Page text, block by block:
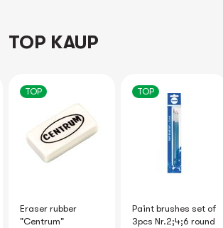
TOP KAUP
TOP
Eraser rubber
"Centrum"
TOP
Paint brushes set of
3pcs Nr.2;4;6 round